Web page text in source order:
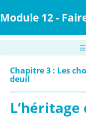
au
principal
Module 12 -
☰
Chapitre 3 : Les
deuil